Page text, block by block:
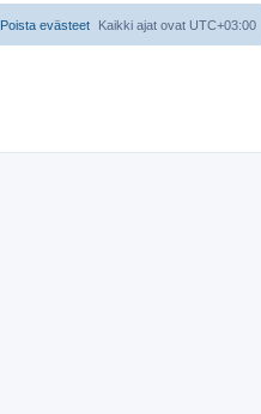
Kaikki ajat ovat UTC+03:00
Poista evästeet